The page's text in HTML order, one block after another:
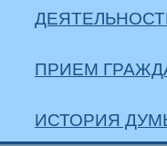
ПРИЕМ
ИСТОРИЯ